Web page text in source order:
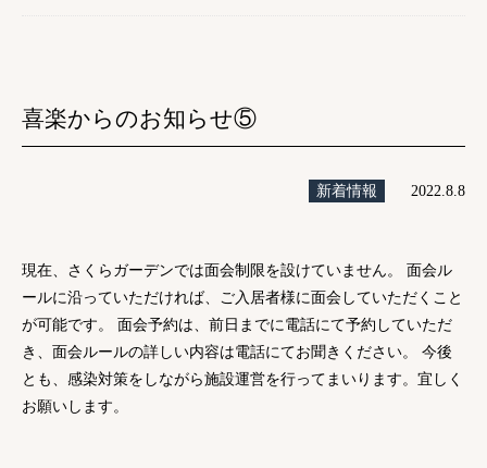
喜楽からのお知らせ⑤
新着情報 2022.8.8
現在、さくらガーデンでは面会制限を設けていません。 面会ル
ールに沿っていただければ、ご入居者様に面会していただくこと
が可能です。 面会予約は、前日までに電話にて予約していただ
き、面会ルールの詳しい内容は電話にてお聞きください。 今後
とも、感染対策をしながら施設運営を行ってまいります。宜しく
お願いします。